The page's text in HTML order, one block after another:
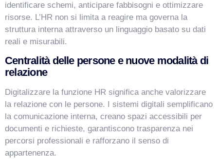
identificare schemi, anticipare fabbisogni e ottimizzare
risorse. L’HR non si limita a reagire ma governa la
struttura interna attraverso un linguaggio basato su dati
reali e misurabili.
Centralità delle persone e nuove modalità di
relazione
Digitalizzare la funzione HR significa anche valorizzare
la relazione con le persone. I sistemi digitali semplificano
la comunicazione interna, creano spazi accessibili per
documenti e richieste, garantiscono trasparenza nei
percorsi professionali e rafforzano il senso di
appartenenza.